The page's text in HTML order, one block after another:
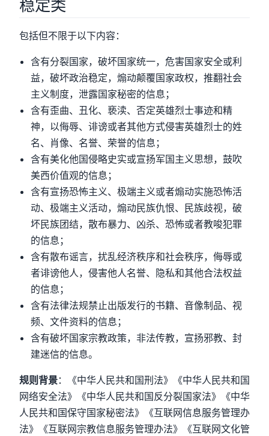
稳定类
包括但不限于以下内容：
含有分裂国家，破坏国家统一，危害国家安全或利
益，破坏政治稳定，煽动颠覆国家政权，推翻社会
主义制度，泄露国家秘密的信息；
含有歪曲、丑化、亵渎、否定英雄烈士事迹和精
神，以侮辱、诽谤或者其他方式侵害英雄烈士的姓
名、肖像、名誉、荣誉的信息；
含有美化他国侵略史实或宣扬军国主义思想，鼓吹
美西价值观的信息；
含有宣扬恐怖主义、极端主义或者煽动实施恐怖活
动、极端主义活动，煽动民族仇恨、民族歧视，破
坏民族团结，散布暴力、凶杀、恐怖或者教唆犯罪
的信息；
含有散布谣言，扰乱经济秩序和社会秩序，侮辱或
者诽谤他人，侵害他人名誉、隐私和其他合法权益
的信息；
含有法律法规禁止出版发行的书籍、音像制品、视
频、文件资料的信息；
含有破坏国家宗教政策，非法传教，宣扬邪教、封
建迷信的信息。
规则背景：《中华人民共和国刑法》《中华人民共和国
网络安全法》《中华人民共和国反分裂国家法》《中华
人民共和国保守国家秘密法》《互联网信息服务管理办
法》《互联网宗教信息服务管理办法》《互联网文化管